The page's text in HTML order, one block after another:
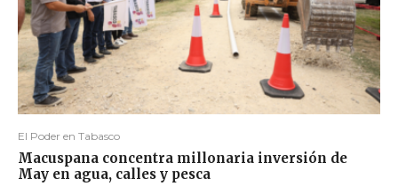
El Poder en Tabasco
Macuspana concentra millonaria inversión de
May en agua, calles y pesca